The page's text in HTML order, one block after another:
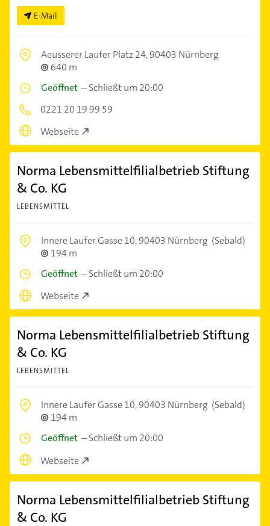
E-Mail
Aeusserer Laufer Platz 24,90403 Nürnberg
640 m
Geöffnet –Schließt um 20:00
0221 20 19 99 59
Webseite
Norma Lebensmittelfilialbetrieb Stiftung
& Co. KG
LEBENSMITTEL
Innere Laufer Gasse 10,90403 Nürnberg (Sebald)
194 m
Geöffnet –Schließt um 20:00
Webseite
Norma Lebensmittelfilialbetrieb Stiftung
& Co. KG
LEBENSMITTEL
Innere Laufer Gasse 10,90403 Nürnberg (Sebald)
194 m
Geöffnet –Schließt um 20:00
Webseite
Norma Lebensmittelfilialbetrieb Stiftung
& Co. KG